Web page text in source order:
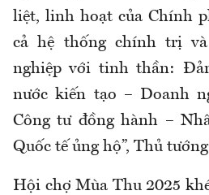
liệt, linh hoạt của Chính
cả hệ thống chính trị và
nghiệp với tinh thần:
nước kiến tạo – Doanh
Công tư đồng hành –
Quốc tế ủng hộ”, Thủ
Hội chợ Mùa Thu 2025